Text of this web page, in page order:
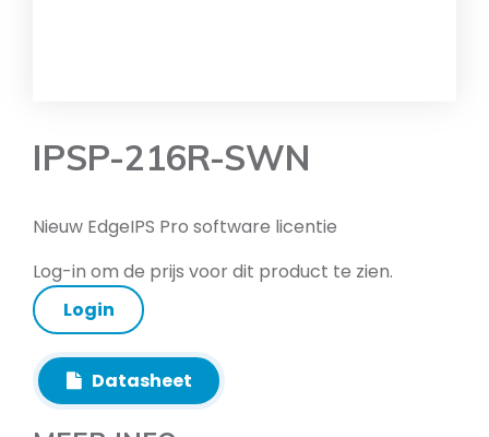
IPSP-216R-SWN
Nieuw EdgeIPS Pro software licentie
Log-in om de prijs voor dit product te zien.
Login
Datasheet